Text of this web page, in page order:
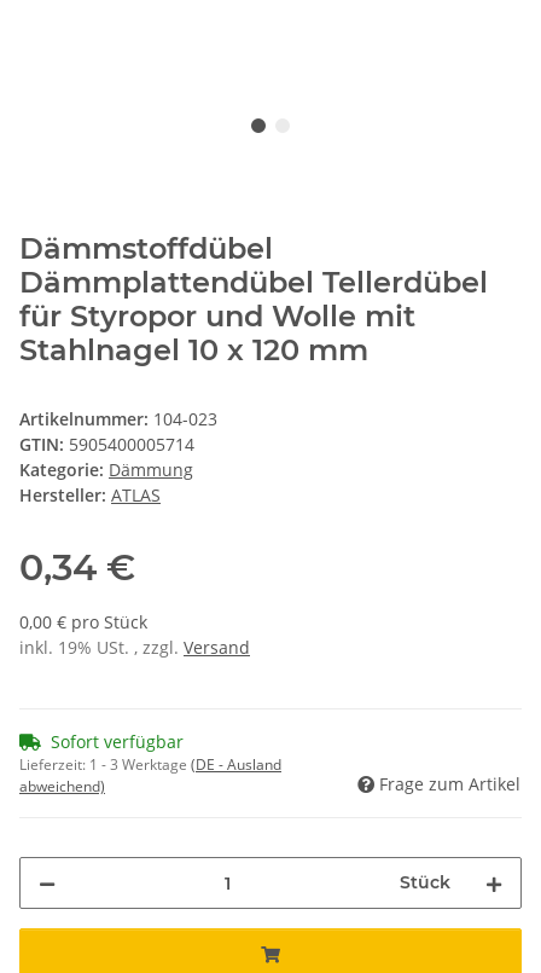
Dämmstoffdübel
Dämmplattendübel Tellerdübel
für Styropor und Wolle mit
Stahlnagel 10 x 120 mm
Artikelnummer: 104-023
GTIN: 5905400005714
Kategorie: Dämmung
Hersteller: ATLAS
0,34 €
0,00 € pro Stück
inkl. 19% USt. , zzgl. Versand
Sofort verfügbar
Lieferzeit: 1 - 3 Werktage (DE - Ausland
abweichend)
Frage zum Artikel
Stück